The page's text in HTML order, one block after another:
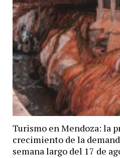
Turismo en Mendoza: la
crecimiento de la
semana largo del 17 de